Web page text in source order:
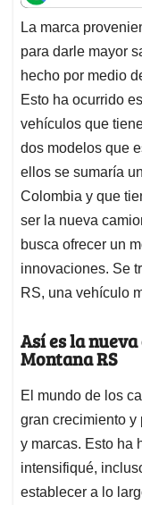
t
s
A
p
p
e
b
o
o
k
k
e
d
I
n
La marca
para darle mayor
hecho por medio
Esto ha ocurrido
vehículos que
dos modelos que
ellos se sumaría
Colombia y que
ser la nueva
busca ofrecer un
innovaciones. Se
RS, una vehículo
Así es la
Montana RS
El mundo de los
gran crecimiento y
y marcas. Esto ha
intensifiqué,
establecer a lo